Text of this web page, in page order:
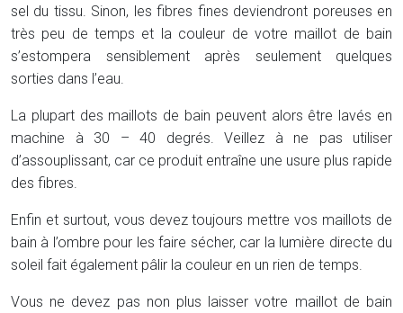
sel du tissu. Sinon, les fibres fines deviendront poreuses en
très peu de temps et la couleur de votre maillot de bain
s’estompera sensiblement après seulement quelques
sorties dans l’eau.
La plupart des maillots de bain peuvent alors être lavés en
machine à 30 – 40 degrés. Veillez à ne pas utiliser
d’assouplissant, car ce produit entraîne une usure plus rapide
des fibres.
Enfin et surtout, vous devez toujours mettre vos maillots de
bain à l’ombre pour les faire sécher, car la lumière directe du
soleil fait également pâlir la couleur en un rien de temps.
Vous ne devez pas non plus laisser votre maillot de bain